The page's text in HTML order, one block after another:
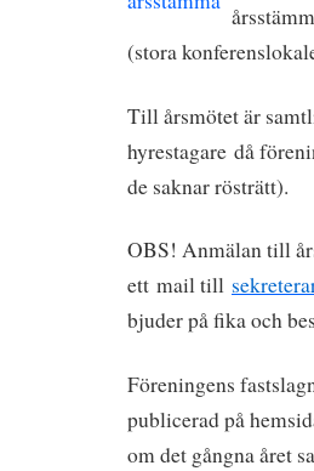
(stora
Till årsmötet är
hyrestagare då
de saknar rösträtt).
OBS! Anmälan till
ett mail till
bjuder på fika och
Föreningens
publicerad på
om det gångna året